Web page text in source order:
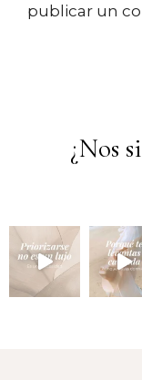
publicar un
¿Nos